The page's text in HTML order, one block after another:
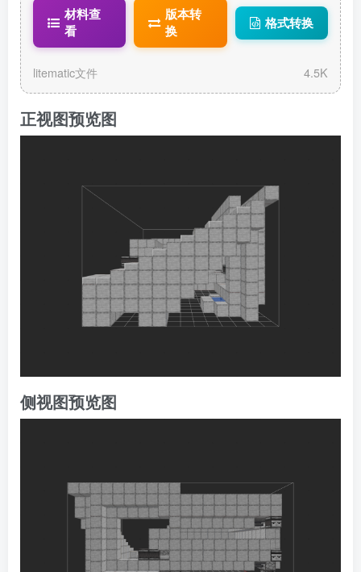
库.litematic
材料查
看
版本转
换
格式转换
litematic文件 4.5K
正视图预览图
侧视图预览图